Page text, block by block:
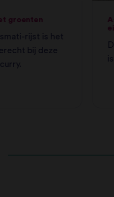
groenten
rijst is het
bij deze